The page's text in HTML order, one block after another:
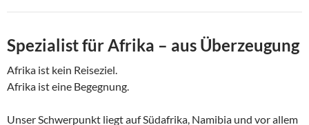
Spezialist für Afrika – aus Überzeugung
Afrika ist kein Reiseziel.
Afrika ist eine Begegnung.
Unser Schwerpunkt liegt auf Südafrika, Namibia und vor allem